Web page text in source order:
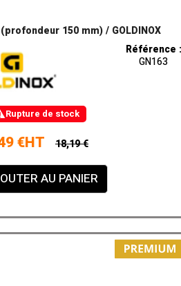
150 mm) / GOLDINOX
Référence :
GN163
Rupture de stock
€HT 18,19 €
AU PANIER